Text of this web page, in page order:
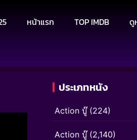
หน้าแรก TOP IMDB
ดู
ประเภทหนัง
Action บู๊(224)
Action บู๊(2,140)